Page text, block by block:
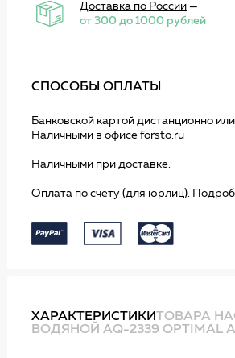
Доставка по России—
от 300 до 1000 рублей
СПОСОБЫ ОПЛАТЫ
Банковской картой дистанционно
Наличными в офисе forsto.ru
Наличными при доставке.
Оплата по счету (для юрлиц).
ХАРАКТЕРИСТИКИТОВАРА
ВОДЯНОЙ AQ-2339 OPTIMAL